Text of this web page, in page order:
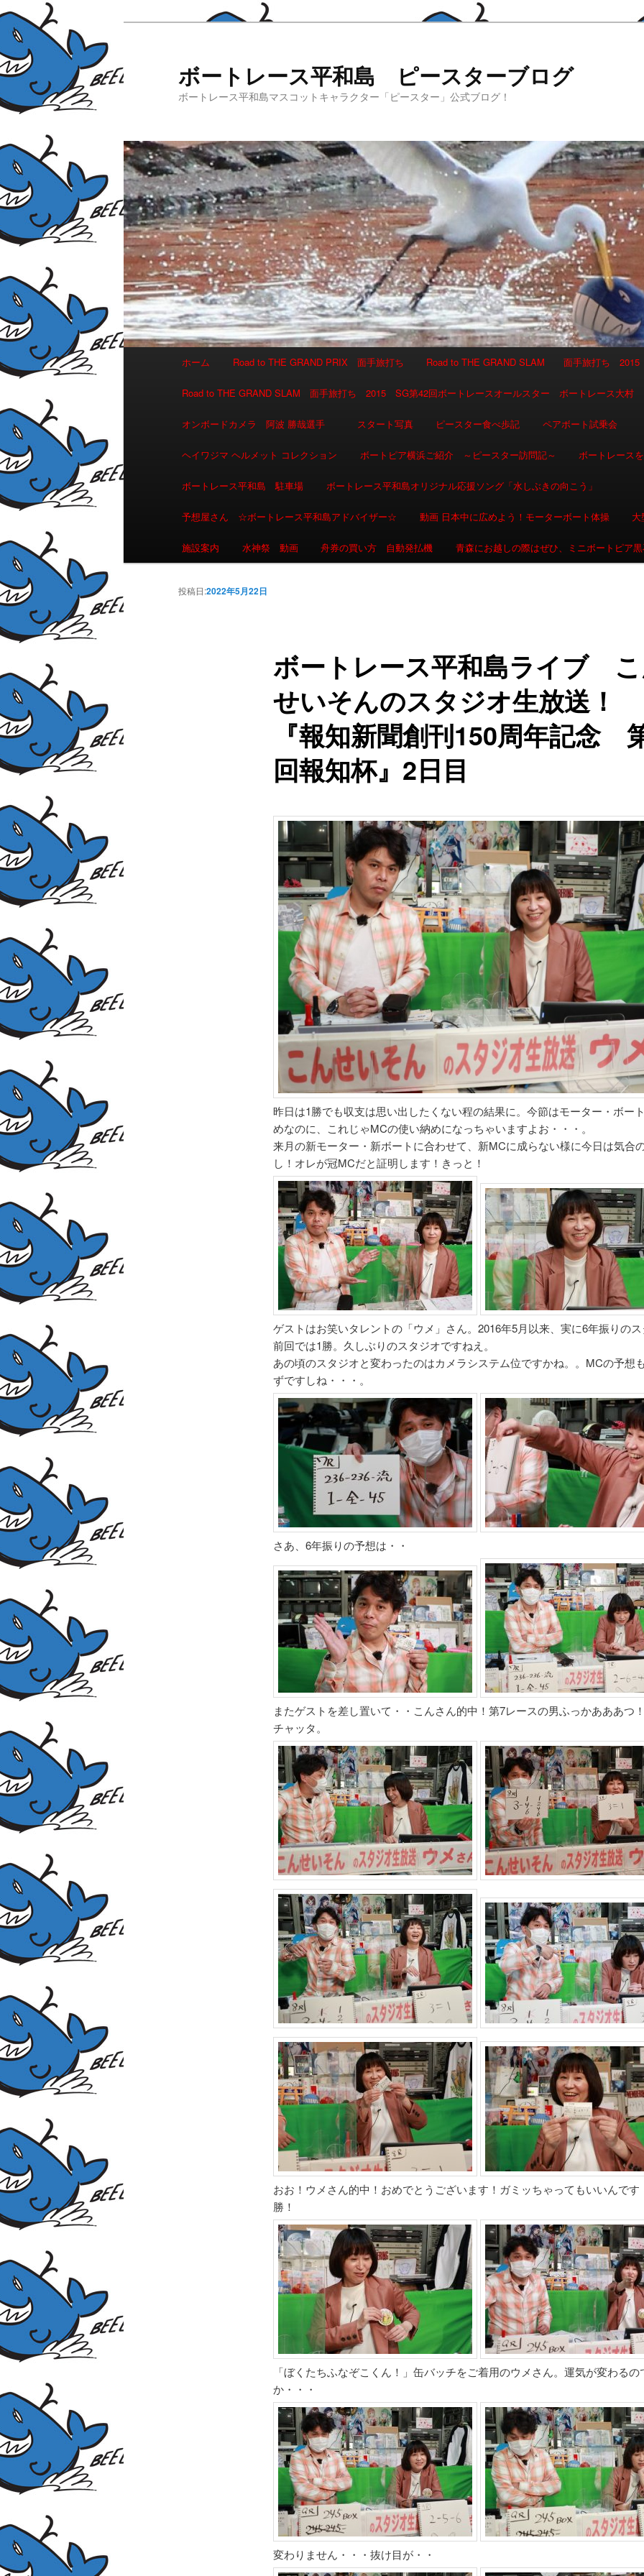
ボートレース平和島 ピースターブログ
ボートレース平和島マスコットキャラクター「ピースター」公式ブログ！
メインコンテンツへ移動
サブコンテンツへ移動
ホーム Road to THE GRAND PRIX 面手旅打ち Road to THE GRAND SLAM 面手旅打ち 2015
Road to THE GRAND SLAM 面手旅打ち 2015 SG第42回ボートレースオールスター ボートレース大村
オンボードカメラ 阿波 勝哉選手 スタート写真 ピースター食べ歩記 ペアボート試乗会
ヘイワジマ ヘルメット コレクション ボートピア横浜ご紹介 ～ピースター訪問記～ ボートレース
ボートレース平和島 駐車場 ボートレース平和島オリジナル応援ソング「水しぶきの向こう」
予想屋さん ☆ボートレース平和島アドバイザー☆ 動画 日本中に広めよう！モーターボート体操
施設案内 水神祭 動画 舟券の買い方 自動発払機 青森にお越しの際はぜひ、ミニボートピア
ボートレース平和島ライブ
せいそんのスタジオ生放送！
『報知新聞創刊150周年記念
回報知杯』2日目
投稿日:2022年5月22日
昨日は1勝でも収支は思い出したくない程の結果に。今節はモーター・ボー
めなのに、これじゃMCの使い納めになっちゃいますよお・・・。
来月の新モーター・新ボートに合わせて、新MCに成らない様に今日は気合
し！オレが冠MCだと証明します！きっと！
ゲストはお笑いタレントの「ウメ」さん。2016年5月以来、実に6年振りの
前回では1勝。久しぶりのスタジオですねえ。
あの頃のスタジオと変わったのはカメラシステム位ですかね。。MCの予想
ずですしね・・・。
さあ、6年振りの予想は・・
またゲストを差し置いて・・こんさん的中！第7レースの男ふっかあああつ
チャッタ。
おお！ウメさん的中！おめでとうございます！ガミッちゃってもいいんです
勝！
「ぼくたちふなぞこくん！」缶バッチをご着用のウメさん。運気が変わるの
か・・・
変わりません・・・抜け目が・・